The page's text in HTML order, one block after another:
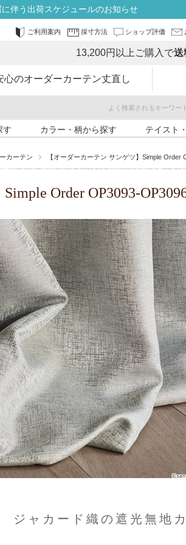
に伴う出荷スケジュールのお知らせ
ご利用案内 採寸方法 ショップ評価
13,200円以上ご購入で送
心のオーダーカーテン丈直し
よく検索されるキーワー
す カラー・柄から探す テイスト
カーテン 【オーダーカーテン サンゲツ】Simple
ジャカード織の遮光無地
Simple Order OP3093-